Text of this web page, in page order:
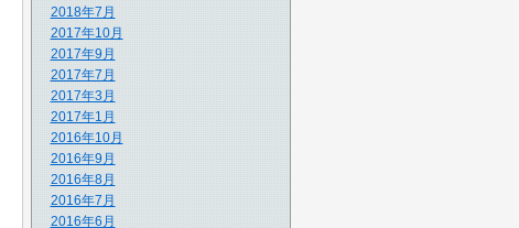
2018年7月
2017年10月
2017年9月
2017年7月
2017年3月
2017年1月
2016年10月
2016年9月
2016年8月
2016年7月
2016年6月